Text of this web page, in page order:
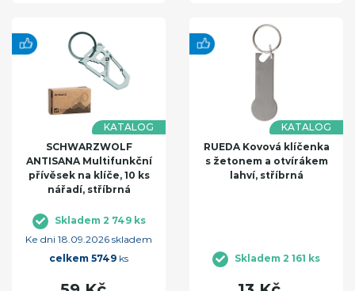
KATALOG
SCHWARZWOLF
ANTISANA Multifunkční
přívěsek na klíče, 10 ks
nářadí, stříbrná
Skladem 2 749 ks
Ke dni 18.09.2026 skladem
celkem 5749 ks
KATALOG
RUEDA Kovová klíčenka
s žetonem a otvírákem
lahví, stříbrná
Skladem 2 161 ks